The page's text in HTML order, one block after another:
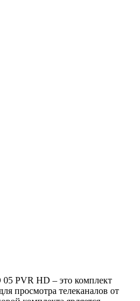
PVR HD – это комплект
просмотра телеканалов от